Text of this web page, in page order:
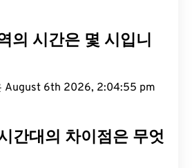
의 시간은 몇 시입니
August 6th 2026, 2:04:56 pm
간대의 차이점은 무엇